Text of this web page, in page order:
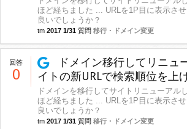
ほど経ちました ... URLを1P目に表示さ
良いでしょうか？
tm 2017 1/31 質問 移行・ドメイン変更
回答
0
ドメイン移行してリニュ
イトの新URLで検索順位を上
ドメインを移行してサイトリニューアル
ほど経ちました ... URLを1P目に表示さ
良いでしょうか？
tm 2017 1/31 質問 移行・ドメイン変更